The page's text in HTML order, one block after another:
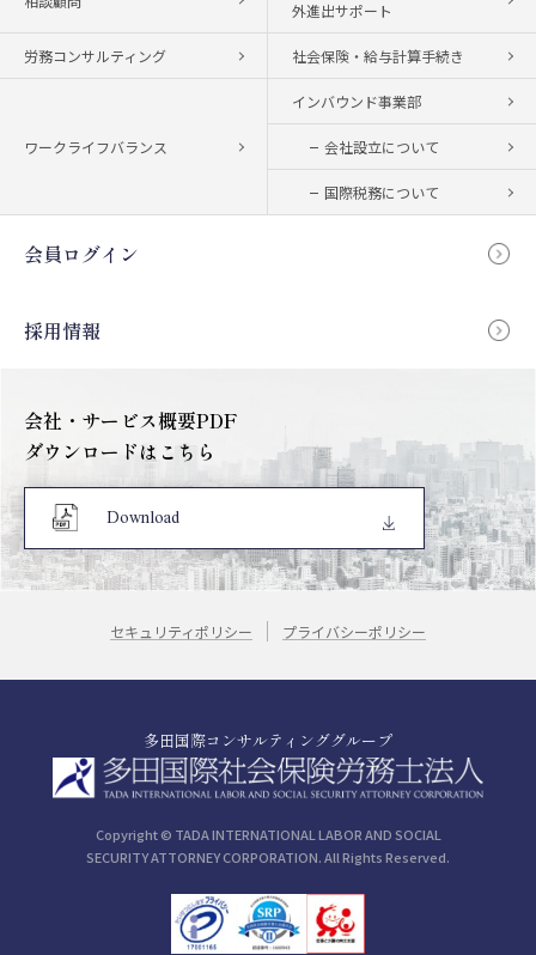
外進出サポート
労務コンサルティング 社会保険・給与計算手続き
ワークライフバランス
インバウンド事業部
会社設立について
国際税務について
会員ログイン
採用情報
会社・サービス概要PDF
ダウンロードはこちら
Download
セキュリティポリシー プライバシーポリシー
多田国際コンサルティンググループ
Copyright © TADA INTERNATIONAL LABOR AND SOCIAL
SECURITY ATTORNEY CORPORATION. All Rights Reserved.